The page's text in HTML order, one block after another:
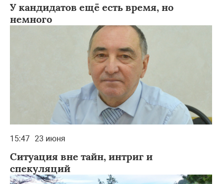
У кандидатов ещё есть время, но
немного
15:47 23 июня
Ситуация вне тайн, интриг и
спекуляций